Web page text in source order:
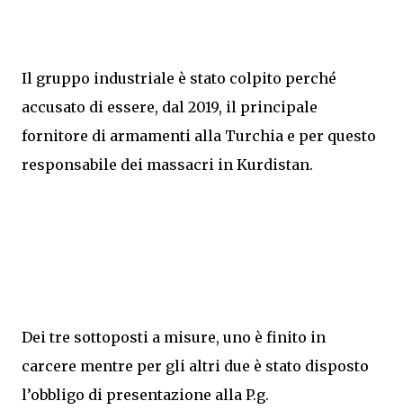
Il gruppo industriale è stato colpito perché
accusato di essere, dal 2019, il principale
fornitore di armamenti alla Turchia e per questo
responsabile dei massacri in Kurdistan.
Dei tre sottoposti a misure, uno è finito in
carcere mentre per gli altri due è stato disposto
l’obbligo di presentazione alla P.g.